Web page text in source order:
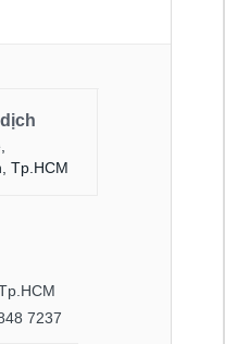
Tp.HCM
7237